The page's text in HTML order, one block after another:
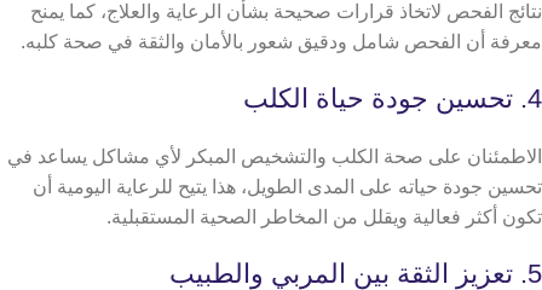
نتائج الفحص لاتخاذ قرارات صحيحة بشأن الرعاية والعلاج، كما يمنح
معرفة أن الفحص شامل ودقيق شعور بالأمان والثقة في صحة كلبه.
4. تحسين جودة حياة الكلب
الاطمئنان على صحة الكلب والتشخيص المبكر لأي مشاكل يساعد في
تحسين جودة حياته على المدى الطويل، هذا يتيح للرعاية اليومية أن
تكون أكثر فعالية ويقلل من المخاطر الصحية المستقبلية.
5. تعزيز الثقة بين المربي والطبيب